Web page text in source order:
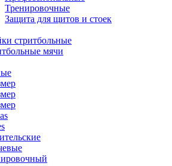
Тренировочные
Защита для щитов и стоек
стритбольные
мячи